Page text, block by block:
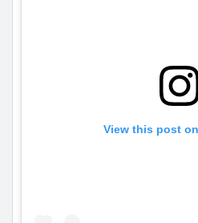
View this post